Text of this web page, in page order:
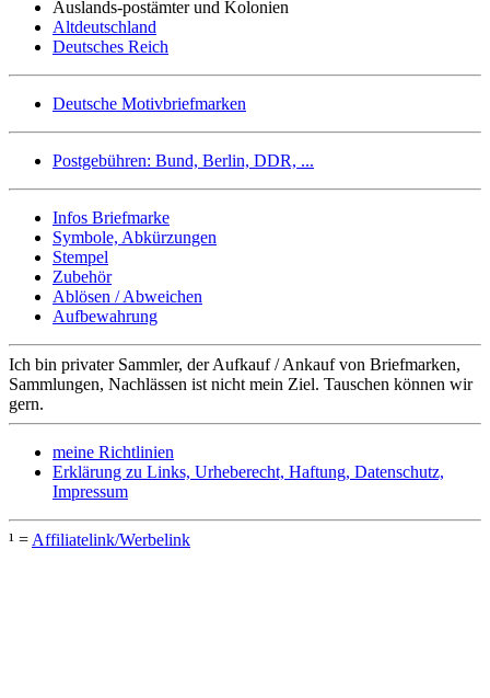
Auslands-postämter und Kolonien
Altdeutschland
Deutsches Reich
Deutsche Motivbriefmarken
Postgebühren: Bund, Berlin, DDR, ...
Infos Briefmarke
Symbole, Abkürzungen
Stempel
Zubehör
Ablösen / Abweichen
Aufbewahrung
Ich bin privater Sammler, der Aufkauf / Ankauf von Briefmarken,
Sammlungen, Nachlässen ist nicht mein Ziel. Tauschen können wir
gern.
meine Richtlinien
Erklärung zu Links, Urheberecht, Haftung, Datenschutz,
Impressum
¹ = Affiliatelink/Werbelink